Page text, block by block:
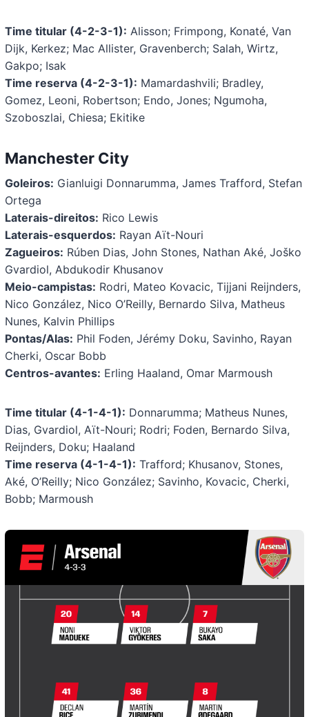
Time titular (4-2-3-1): Alisson; Frimpong, Konaté, Van
Dijk, Kerkez; Mac Allister, Gravenberch; Salah, Wirtz,
Gakpo; Isak
Time reserva (4-2-3-1): Mamardashvili; Bradley,
Gomez, Leoni, Robertson; Endo, Jones; Ngumoha,
Szoboszlai, Chiesa; Ekitike
Manchester City
Goleiros: Gianluigi Donnarumma, James Trafford, Stefan
Ortega
Laterais-direitos: Rico Lewis
Laterais-esquerdos: Rayan Aït-Nouri
Zagueiros: Rúben Dias, John Stones, Nathan Aké, Joško
Gvardiol, Abdukodir Khusanov
Meio-campistas: Rodri, Mateo Kovacic, Tijjani Reijnders,
Nico González, Nico O’Reilly, Bernardo Silva, Matheus
Nunes, Kalvin Phillips
Pontas/Alas: Phil Foden, Jérémy Doku, Savinho, Rayan
Cherki, Oscar Bobb
Centros-avantes: Erling Haaland, Omar Marmoush
Time titular (4-1-4-1): Donnarumma; Matheus Nunes,
Dias, Gvardiol, Aït-Nouri; Rodri; Foden, Bernardo Silva,
Reijnders, Doku; Haaland
Time reserva (4-1-4-1): Trafford; Khusanov, Stones,
Aké, O’Reilly; Nico González; Savinho, Kovacic, Cherki,
Bobb; Marmoush